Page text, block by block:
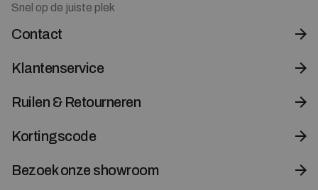
Snel op de juiste plek
Contact
Klantenservice
Ruilen & Retourneren
Kortingscode
Bezoek onze showroom